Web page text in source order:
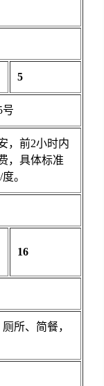
5
号
，前2小时内
，具体标准
。
16
所、简餐，